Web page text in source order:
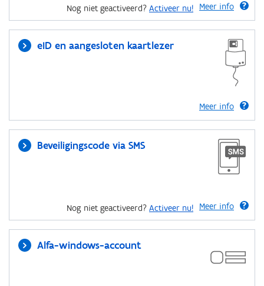
Meer info
Nog niet geactiveerd? Activeer nu!
eID en aangesloten kaartlezer
Meer info
Beveiligingscode via SMS
Meer info
Nog niet geactiveerd? Activeer nu!
Alfa-windows-account